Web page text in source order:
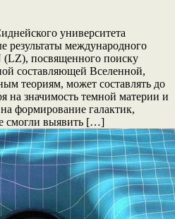
университета
результаты международного
посвященного поиску
составляющей Вселенной,
теориям, может составлять до
на значимость темной материи и
формирование галактик,
смогли выявить […]